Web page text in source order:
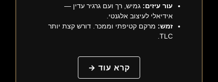
עור עיזים: גמיש, רך ועם גרגיר עדין —
אידיאלי לעיצוב אלגנטי.
זמש: מרקם קטיפתי וממכר. דורש קצת יותר
TLC.
קרא עוד →